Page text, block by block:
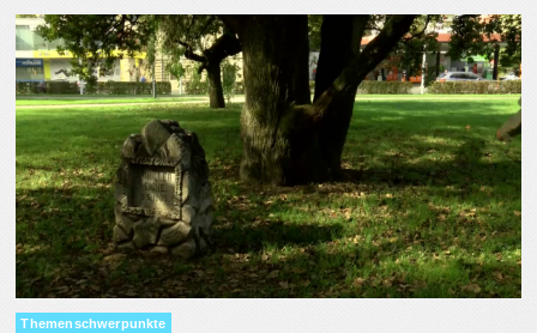
Themenschwerpunkte